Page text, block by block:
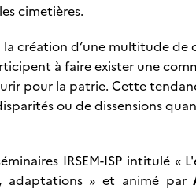
cimetières.
création d’une multitude de
à faire exister une
pour la patrie. Cette
ou de dissensions
IRSEM-ISP intitulé «
adaptations» et animé par